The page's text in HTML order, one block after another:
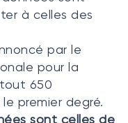
à celles des
par le
pour la
650
premier degré.
sont celles de